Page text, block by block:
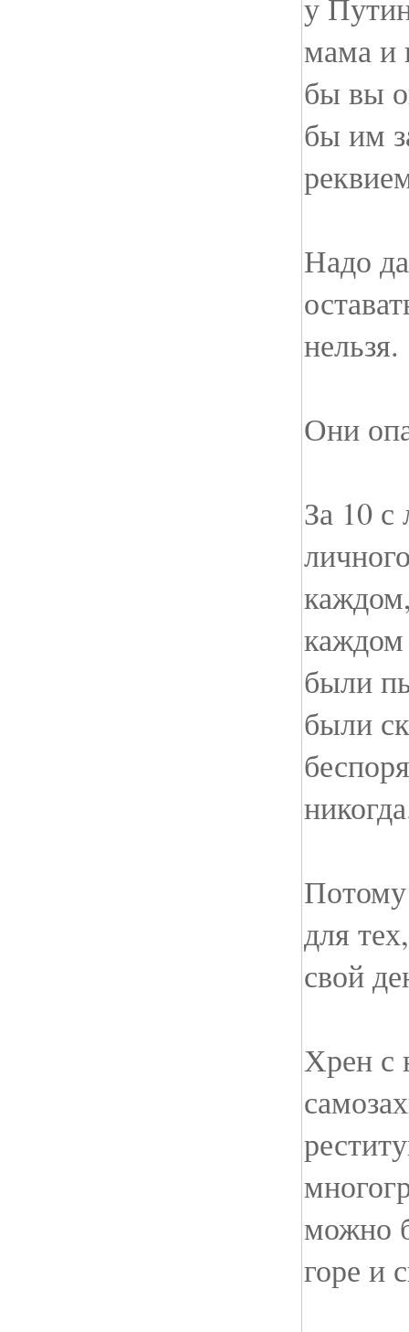
мама и
бы вы
бы им
Надо
нельзя.
Они
За 10
были
были
Потому
для
свой
Хрен с
можно
горе и